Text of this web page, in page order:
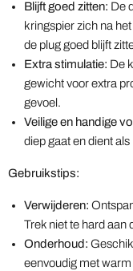
Blijft goed zitten: De
kringspier zich na
de plug goed blijft
Extra stimulatie: De
gewicht voor extra
gevoel.
Veilige en handige
diep gaat en dient
Gebruikstips:
Verwijderen:
Trek niet te hard aan
Onderhoud:
eenvoudig met warm